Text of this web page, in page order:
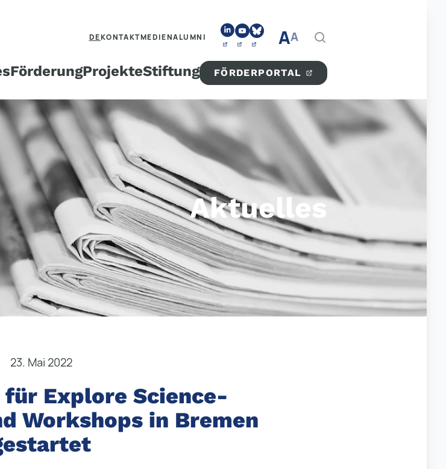
DEKONTAKTMEDIENALUMNI AA
FörderungProjekteStiftung FÖRDERPORTAL
Aktuelles
23. Mai 2022
Explore Science-
Workshops in Bremen